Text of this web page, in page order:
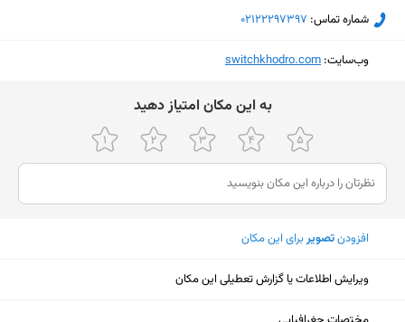
یکشنبه (امروز)
پنجشنبه
۹ تا ۲۱
جمعه
۹ تا ۲۱
شنبه
شماره تماس: ‎02122297397
وب‌سایت: ‎switchkhodro.com
ﺑﻪ اﯾﻦ ﻣﮑﺎن اﻣﺘﯿﺎز دﻫﯿﺪ
افزودنتصویربرای این مکان
ویرایش اطلاعات یا گزارش تعطیلی این مکان